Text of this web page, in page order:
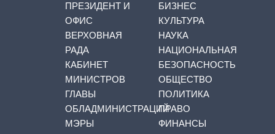
ПРЕЗИДЕНТ И
ОФИС
ВЕРХОВНАЯ
РАДА
КАБИНЕТ
МИНИСТРОВ
ГЛАВЫ
ОБЛАДМИНИСТРАЦИЙ
МЭРЫ
БИЗНЕС
КУЛЬТУРА
НАУКА
НАЦИОНАЛЬНАЯ
БЕЗОПАСНОСТЬ
ОБЩЕСТВО
ПОЛИТИКА
ПРАВО
ФИНАНСЫ